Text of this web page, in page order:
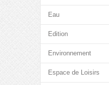
Eau
Edition
Environnement
Espace de Loisirs